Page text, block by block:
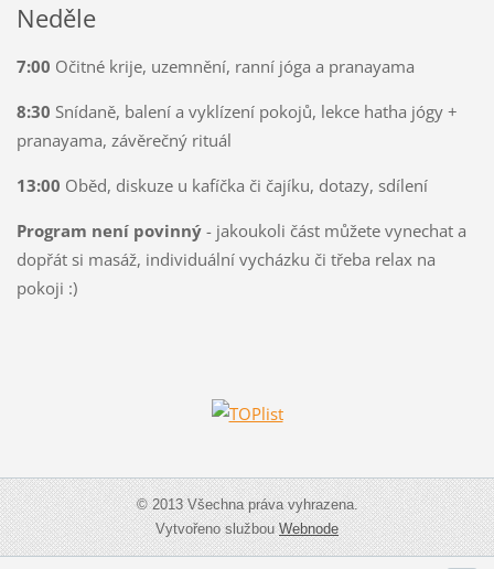
Neděle
7:00 Očitné krije, uzemnění, ranní jóga a pranayama
8:30 Snídaně, balení a vyklízení pokojů, lekce hatha jógy +
pranayama, závěrečný rituál
13:00 Oběd, diskuze u kafíčka či čajíku, dotazy, sdílení
Program není povinný - jakoukoli část můžete vynechat a
dopřát si masáž, individuální vycházku či třeba relax na
pokoji :)
© 2013 Všechna práva vyhrazena.
Vytvořeno službouWebnode